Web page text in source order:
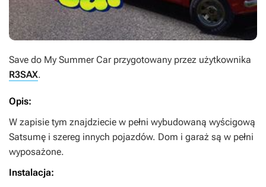
Save do My Summer Carprzygotowany przez użytkownika
R3SAX.
Opis:
W zapisie tym znajdziecie w pełni wybudowaną wyścigową
Satsumę i szereg innych pojazdów. Dom i garaż są w pełni
wyposażone.
Instalacja: